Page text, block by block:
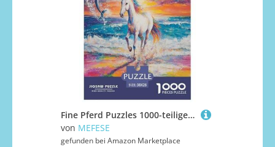
Fine Pferd Puzzles 1000-teilige Schwer Puzzle Spielzeug Lernspiel Impossible Herausforderungsspielzeug Für Erwachsene Kinder 38x26cm/1000pcs
von MEFESE
gefunden bei Amazon Marketplace